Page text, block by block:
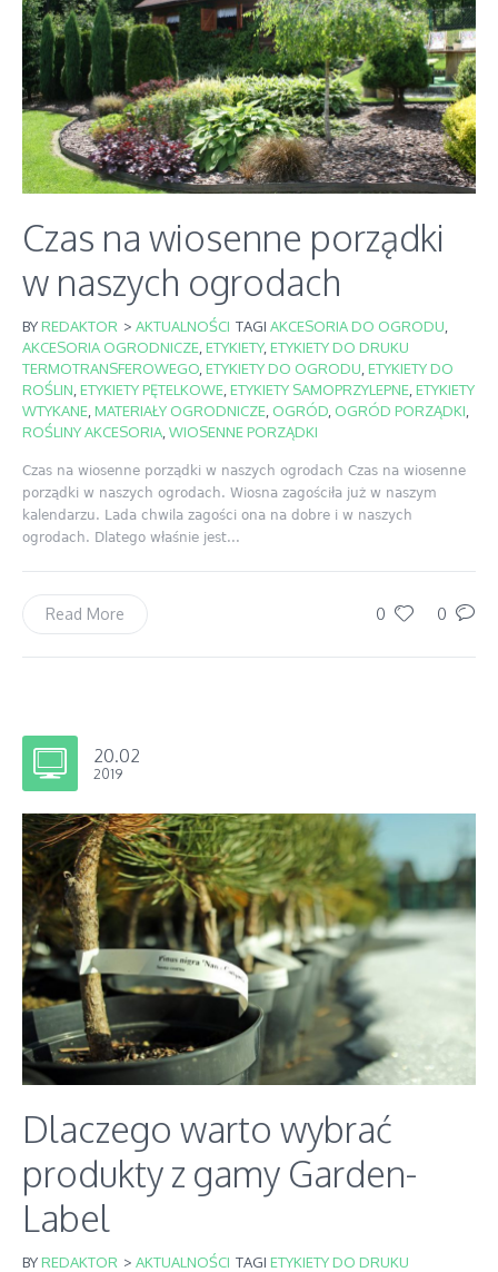
Czas na wiosenne porządki
w naszych ogrodach
BYREDAKTOR > AKTUALNOŚCI TAGI AKCESORIA DO OGRODU
AKCESORIA OGRODNICZE ETYKIETY, ETYKIETY DO DRUKU
TERMOTRANSFEROWEGO ETYKIETY DO OGRODU ETYKIETY DO
ROŚLIN ETYKIETY PĘTELKOWE ETYKIETY SAMOPRZYLEPNE ETYKIETY
WTYKANE MATERIAŁY OGRODNICZE OGRÓD OGRÓD PORZĄDKI
ROŚLINY AKCESORIA WIOSENNE PORZĄDKI
Czas na wiosenne porządki w naszych ogrodach Czas na wiosenne
porządki w naszych ogrodach. Wiosna zagościła już w naszym
kalendarzu. Lada chwila zagości ona na dobre i w naszych
ogrodach. Dlatego właśnie jest...
0 0
Read More
20.02
2019
Dlaczego warto wybrać
produkty z gamy Garden-
Label
BYREDAKTOR > AKTUALNOŚCI TAGI ETYKIETY DO DRUKU